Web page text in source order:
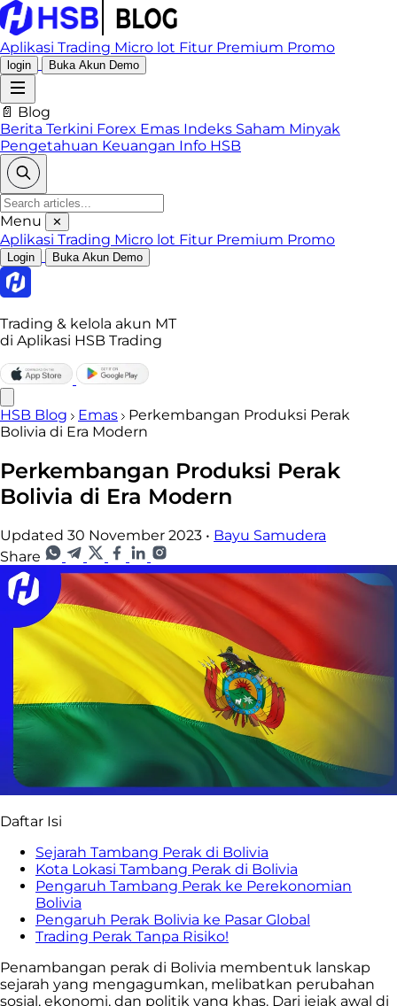
Aplikasi Trading Micro lot Fitur Premium Promo
login Buka Akun Demo
📄 Blog
Berita Terkini Forex Emas Indeks Saham Minyak
Pengetahuan Keuangan Info HSB
Menu ✕
Aplikasi Trading Micro lot Fitur Premium Promo
Login Buka Akun Demo
Trading & kelola akun MT
di Aplikasi HSB Trading
HSB Blog Emas
Perkembangan Produksi Perak
Bolivia di Era Modern
Perkembangan Produksi Perak
Bolivia di Era Modern
Updated 30 November 2023 • Bayu Samudera
Share
Daftar Isi
Sejarah Tambang Perak di Bolivia
Kota Lokasi Tambang Perak di Bolivia
Pengaruh Tambang Perak ke Perekonomian
Bolivia
Pengaruh Perak Bolivia ke Pasar Global
Trading Perak Tanpa Risiko!
Penambangan perak di Bolivia membentuk lanskap
sejarah yang mengagumkan, melibatkan perubahan
sosial, ekonomi, dan politik yang khas. Dari jejak awal di